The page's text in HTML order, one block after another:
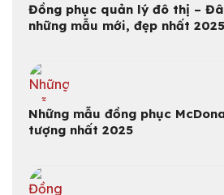
Đồng phục quản lý đô thị –
những mẫu mới, đẹp nhất 2025
Những mẫu đồng phục
tượng nhất 2025